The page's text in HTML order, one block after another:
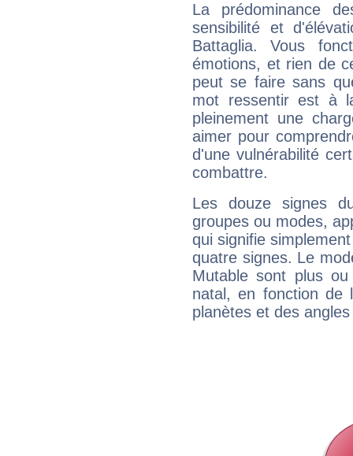
La prédominance
sensibilité et
Battaglia. Vous
émotions, et rien de
peut se faire sans
mot ressentir est à
pleinement une
aimer pour
d'une vulnérabilité
combattre.
Les douze signes
groupes ou modes,
qui signifie
quatre signes. Le
Mutable sont plus
natal, en fonction de
planètes et des